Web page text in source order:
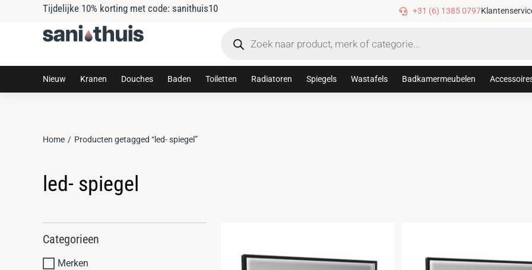
Tijdelijke 10% korting met code: sanithuis10 Gratis verzending vanaf €75,-
+31 (6) 1385 0797
Nieuw Kranen Douches Baden Toiletten Radiatoren Spiegels Wastafels Badkamermeubelen
Je bent hier:
Home Producten getagged “led- spiegel”
led- spiegel
Categorieen
Merken